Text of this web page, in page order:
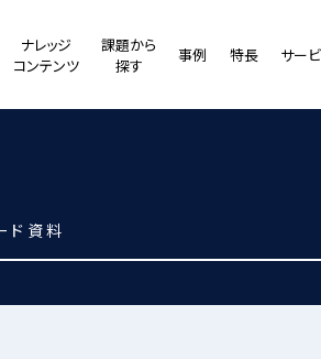
ナレッジ
コンテンツ
課題から
探す
事例 特長 サー
ド資料